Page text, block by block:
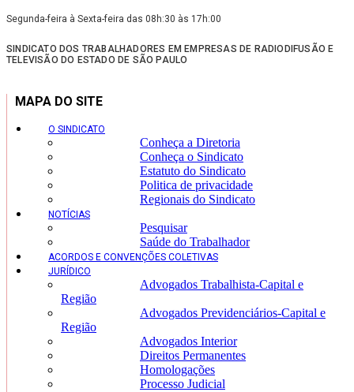
Segunda-feira à Sexta-feira das 08h:30 às 17h:00
SINDICATO DOS TRABALHADORES EM EMPRESAS DE RADIODIFUSÃO E
TELEVISÃO DO ESTADO DE SÃO PAULO
MAPA DO SITE
O SINDICATO
Conheça a Diretoria
Conheça o Sindicato
Estatuto do Sindicato
Politica de privacidade
Regionais do Sindicato
NOTÍCIAS
Pesquisar
Saúde do Trabalhador
ACORDOS E CONVENÇÕES COLETIVAS
JURÍDICO
Advogados Trabalhista-Capital e
Região
Advogados Previdenciários-Capital e
Região
Advogados Interior
Direitos Permanentes
Homologações
Processo Judicial